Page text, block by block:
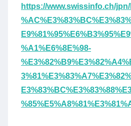
https://www.swissinfo.ch/
%A1%E6%8E%98-